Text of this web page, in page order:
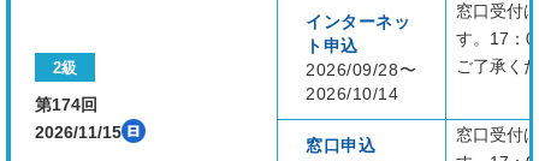
2級
第174回
2026/11/15
インターネッ
ト申込
2026/09/28〜
2026/10/14
窓口受付
す。17：
ご了承く
窓口申込
窓口受付